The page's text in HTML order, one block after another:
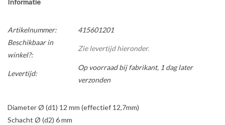
TIPS & KENNIS
Informatie
Artikelnummer:
415601201
Beschikbaar in
winkel?:
Zie levertijd hieronder.
Levertijd:
Op voorraad bij fabrikant, 1 dag later
verzonden
Diameter Ø (d1) 12 mm (effectief 12,7mm)
Schacht Ø (d2) 6 mm